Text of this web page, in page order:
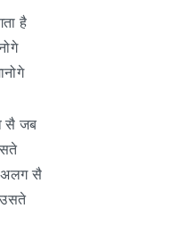
है
सै जब
अलग सै
उसते